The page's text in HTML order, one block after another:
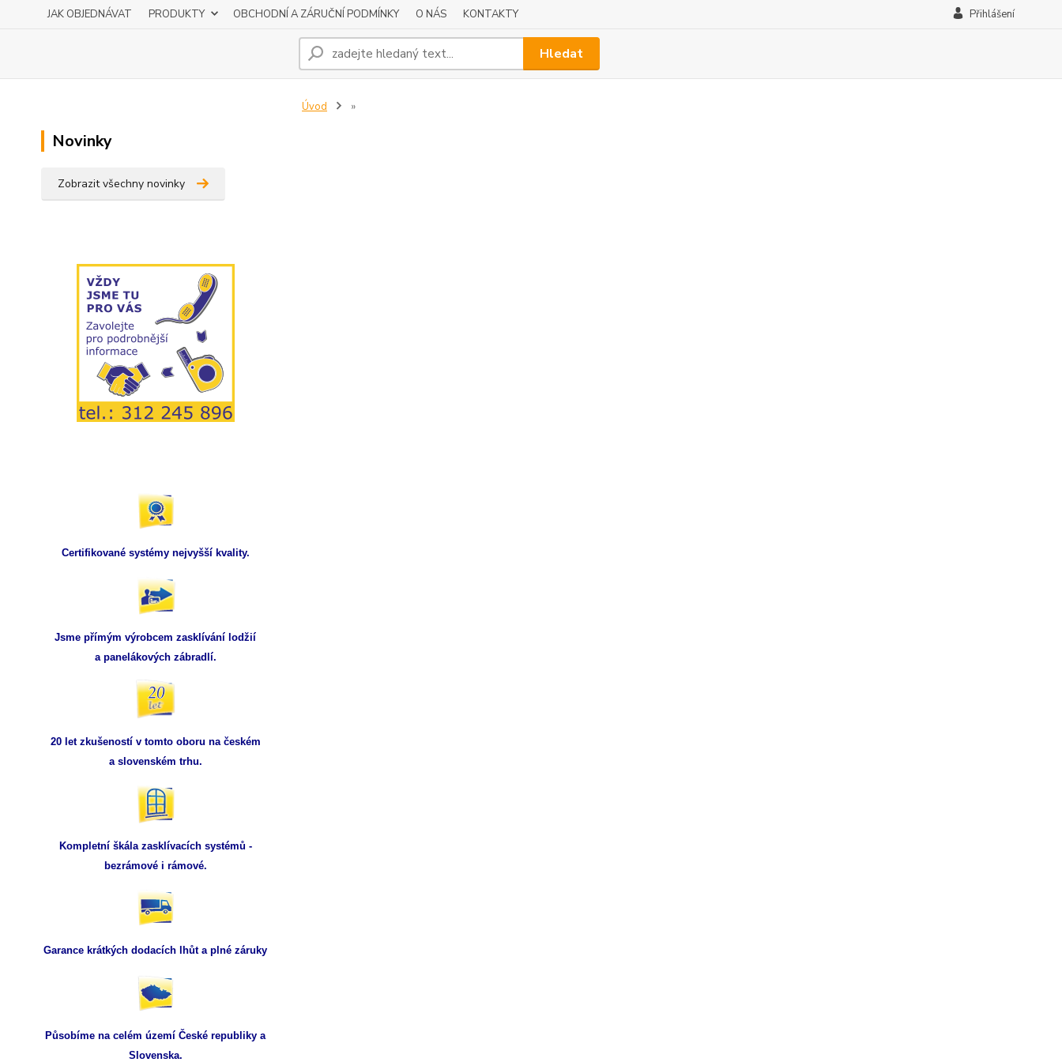
JAK OBJEDNÁVAT PRODUKTY OBCHODNÍ A ZÁRUČNÍ PODMÍNKY O NÁS KONTAKTY Přihlášení
Hledat
Novinky
Zobrazit všechny novinky
Certifikované systémy nejvyšší kvality.
Jsme přímým výrobcem zasklívání lodžií
a panelákových zábradlí.
20 let zkušeností v tomto oboru na českém
a slovenském trhu.
Kompletní škála zasklívacích systémů -
bezrámové i rámové.
Garance krátkých dodacích lhůt a plné záruky
Působíme na celém území České republiky a
Slovenska.
Úvod »